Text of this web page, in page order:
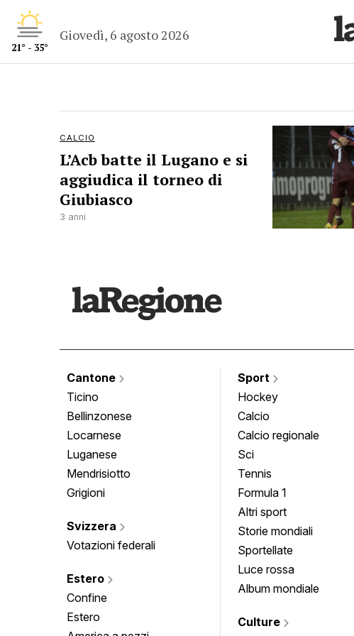
21° - 35°
Giovedì, 6 agosto 2026
CALCIO
L’Acb batte il Lugano e si
aggiudica il torneo di
Giubiasco
3 anni
Cantone
Ticino
Bellinzonese
Locarnese
Luganese
Mendrisiotto
Grigioni
Svizzera
Votazioni federali
Estero
Confine
Estero
Sport
Hockey
Calcio
Calcio regionale
Sci
Tennis
Formula 1
Altri sport
Storie mondiali
Sportellate
Luce rossa
Album mondiale
Culture